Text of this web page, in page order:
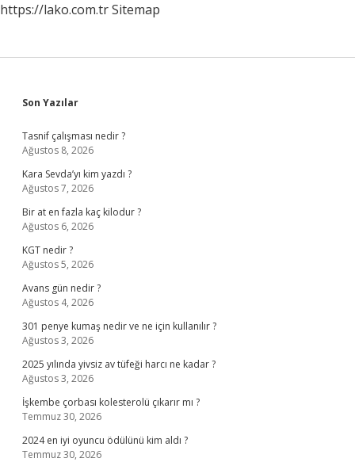
https://lako.com.trSitemap
Sidebar
Son Yazılar
Tasnif çalışması nedir ?
Ağustos 8, 2026
Kara Sevda’yı kim yazdı ?
Ağustos 7, 2026
Bir at en fazla kaç kilodur ?
Ağustos 6, 2026
KGT nedir ?
Ağustos 5, 2026
Avans gün nedir ?
Ağustos 4, 2026
301 penye kumaş nedir ve ne için kullanılır ?
Ağustos 3, 2026
2025 yılında yivsiz av tüfeği harcı ne kadar ?
Ağustos 3, 2026
İşkembe çorbası kolesterolü çıkarır mı ?
Temmuz 30, 2026
2024 en iyi oyuncu ödülünü kim aldı ?
Temmuz 30, 2026